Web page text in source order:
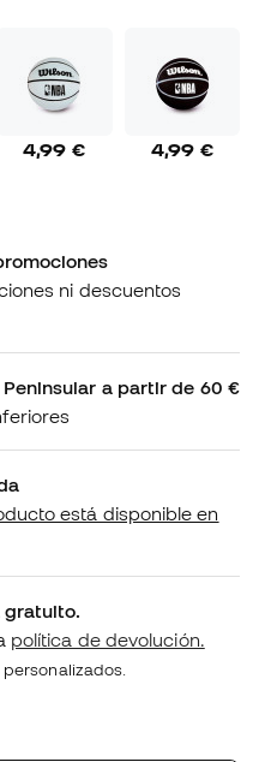
4,99 € 4,99 €
ni descuentos
a partir de 60 €
está disponible en
política de devolución.